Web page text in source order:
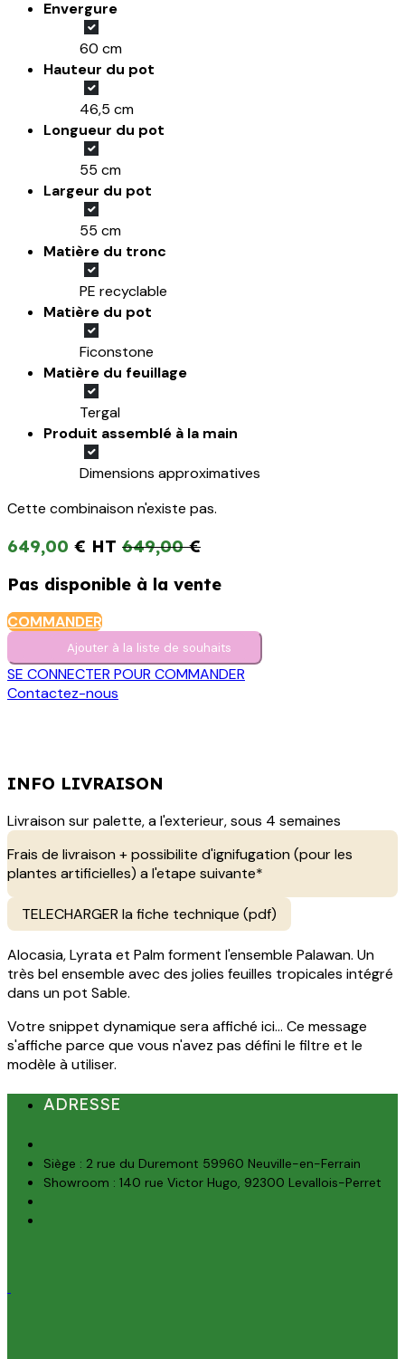
Envergure
60 cm
Hauteur du pot
46,5 cm
Longueur du pot
55 cm
Largeur du pot
55 cm
Matière du tronc
PE recyclable
Matière du pot
Ficonstone
Matière du feuillage
Tergal
Produit assemblé à la main
Dimensions approximatives
Cette combinaison n'existe pas.
649,00 € 649,00€
Pas disponible à la vente
COMMANDER
Ajouter à la liste de s​o​uh​aits
SE CONNECTER POUR COMMANDER
Contactez-nous
INFO LIVRAISON
Livraison sur palette, a l'exterieur, sous 4 semaines
Frais de livraison + possibilite d'ignifugation (pour les
plantes artificielles) a l'etape suivante*
TELECHARGER la fiche technique (pdf)
Alocasia, Lyrata et Palm forment l'ensemble Palawan. Un
très bel ensemble avec des jolies feuilles tropicales intégré
dans un pot Sable.
Votre snippet dynamique sera affiché ici... Ce message
s'affiche parce que vous n'avez pas défini le filtre et le
modèle à utiliser.
ADRESSE
Siège : 2 rue du Duremont 59960 Neuville-en-Ferrain
Showroom : 140 rue Victor Hugo, 92300 Levallois-Perret